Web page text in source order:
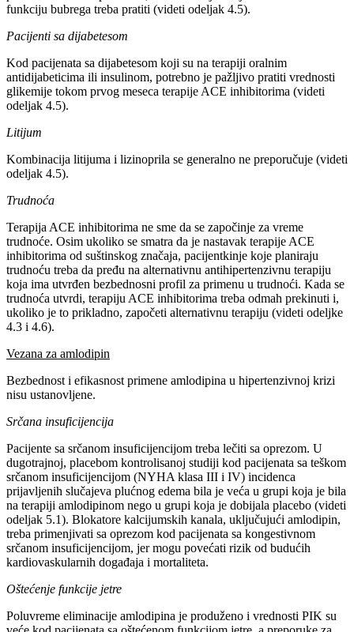
funkciju bubrega treba pratiti (videti odeljak 4.5).
Pacijenti sa dijabetesom
Kod pacijenata sa dijabetesom koji su na terapiji oralnim
antidijabeticima ili insulinom, potrebno je pažljivo pratiti vrednosti
glikemije tokom prvog meseca terapije ACE inhibitorima (videti
odeljak 4.5).
Litijum
Kombinacija litijuma i lizinoprila se generalno ne preporučuje (videti
odeljak 4.5).
Trudnoća
Terapija ACE inhibitorima ne sme da se započinje za vreme
trudnoće. Osim ukoliko se smatra da je nastavak terapije ACE
inhibitorima od suštinskog značaja, pacijentkinje koje planiraju
trudnoću treba da pređu na alternativnu antihipertenzivnu terapiju
koja ima utvrđen bezbednosni profil za primenu u trudnoći. Kada se
trudnoća utvrdi, terapiju ACE inhibitorima treba odmah prekinuti i,
ukoliko je to prikladno, započeti alternativnu terapiju (videti odeljke
4.3 i 4.6).
Vezana za amlodipin
Bezbednost i efikasnost primene amlodipina u hipertenzivnoj krizi
nisu ustanovljene.
Srčana insuficijencija
Pacijente sa srčanom insuficijencijom treba lečiti sa oprezom. U
dugotrajnoj, placebom kontrolisanoj studiji kod pacijenata sa teškom
srčanom insuficijencijom (NYHA klasa III i IV) incidenca
prijavljenih slučajeva plućnog edema bila je veća u grupi koja je bila
na terapiji amlodipinom nego u grupi koja je dobijala placebo (videti
odeljak 5.1). Blokatore kalcijumskih kanala, uključujući amlodipin,
treba primenjivati sa oprezom kod pacijenata sa kongestivnom
srčanom insuficijencijom, jer mogu povećati rizik od budućih
kardiovaskularnih događaja i mortaliteta.
Oštećenje funkcije jetre
Poluvreme eliminacije amlodipina je produženo i vrednosti PIK su